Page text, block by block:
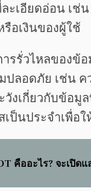
เอียดอ่อน เช่
อเงินของผู้ใช้
รรั่วไหลของข้
ลอดภัย เช่น ค
งเกี่ยวกับข้อมู
ป็นประจำเพื่
คืออะไร? จะเปิด